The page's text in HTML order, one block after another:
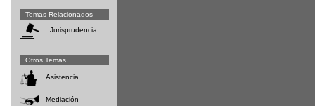
Temas Relacionados
Jurisprudencia
Otros Temas
Asistencia
Mediación